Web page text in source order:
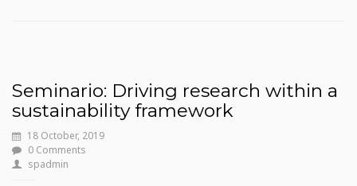
Seminario: Driving research within a
sustainability framework
18 October, 2019
0 Comments
spadmin